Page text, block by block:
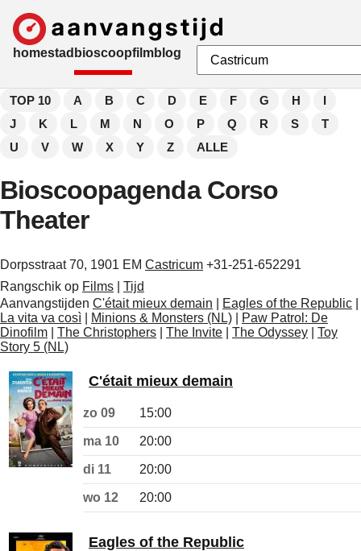
homestad bioscoopfilmblog
TOP 10 A B C D E F G H
I
J
K L M N O P Q R S
T
U
V W X Y Z ALLE
Bioscoopagenda Corso
Theater
Dorpsstraat 70, 1901 EM Castricum +31-251-652291
Rangschik op Films
Tijd
Aanvangstijden C'était mieux demain Eagles of the Republic
La vita va così
Minions & Monsters (NL)
Paw Patrol: De
Dinofilm
The Christophers The Invite The Odyssey
Toy
Story 5 (NL)
C'était mieux demain
zo 09 15:00
ma 10 20:00
di 11 20:00
wo 12 20:00
Eagles of the Republic